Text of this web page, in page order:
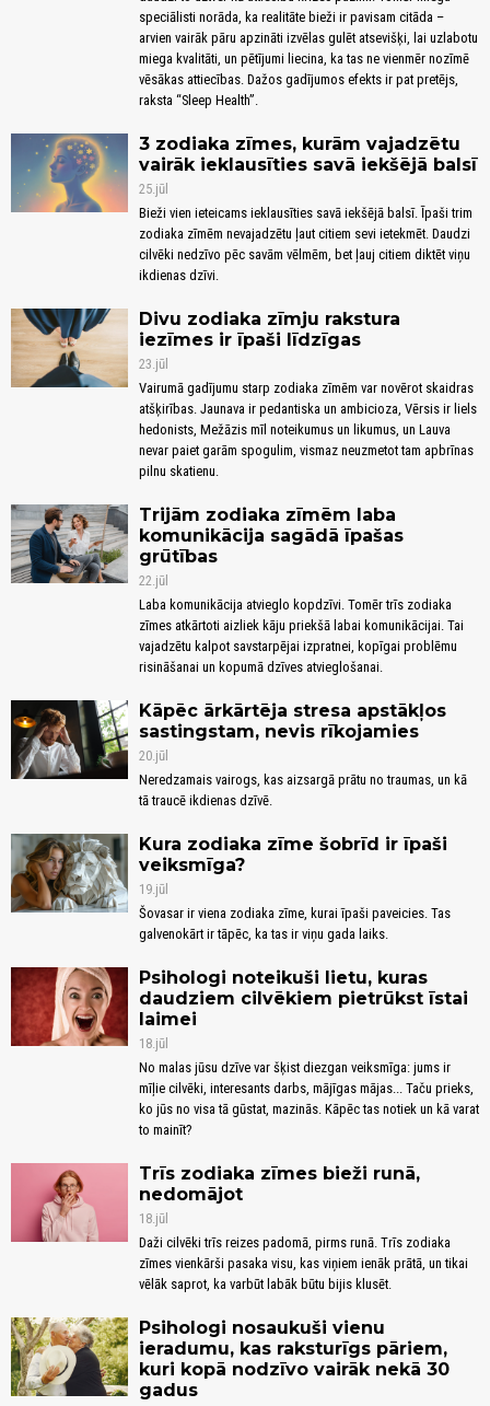
speciālisti norāda, ka realitāte bieži ir pavisam citāda –
arvien vairāk pāru apzināti izvēlas gulēt atsevišķi, lai uzlabotu
miega kvalitāti, un pētījumi liecina, ka tas ne vienmēr nozīmē
vēsākas attiecības. Dažos gadījumos efekts ir pat pretējs,
raksta “Sleep Health”.
3 zodiaka zīmes, kurām vajadzētu
vairāk ieklausīties savā iekšējā balsī
25.jūl
Bieži vien ieteicams ieklausīties savā iekšējā balsī. Īpaši trim
zodiaka zīmēm nevajadzētu ļaut citiem sevi ietekmēt. Daudzi
cilvēki nedzīvo pēc savām vēlmēm, bet ļauj citiem diktēt viņu
ikdienas dzīvi.
Divu zodiaka zīmju rakstura
iezīmes ir īpaši līdzīgas
23.jūl
Vairumā gadījumu starp zodiaka zīmēm var novērot skaidras
atšķirības. Jaunava ir pedantiska un ambicioza, Vērsis ir liels
hedonists, Mežāzis mīl noteikumus un likumus, un Lauva
nevar paiet garām spogulim, vismaz neuzmetot tam apbrīnas
pilnu skatienu.
Trijām zodiaka zīmēm laba
komunikācija sagādā īpašas
grūtības
22.jūl
Laba komunikācija atvieglo kopdzīvi. Tomēr trīs zodiaka
zīmes atkārtoti aizliek kāju priekšā labai komunikācijai. Tai
vajadzētu kalpot savstarpējai izpratnei, kopīgai problēmu
risināšanai un kopumā dzīves atvieglošanai.
Kāpēc ārkārtēja stresa apstākļos
sastingstam, nevis rīkojamies
20.jūl
Neredzamais vairogs, kas aizsargā prātu no traumas, un kā
tā traucē ikdienas dzīvē.
Kura zodiaka zīme šobrīd ir īpaši
veiksmīga?
19.jūl
Šovasar ir viena zodiaka zīme, kurai īpaši paveicies. Tas
galvenokārt ir tāpēc, ka tas ir viņu gada laiks.
Psihologi noteikuši lietu, kuras
daudziem cilvēkiem pietrūkst īstai
laimei
18.jūl
No malas jūsu dzīve var šķist diezgan veiksmīga: jums ir
mīļie cilvēki, interesants darbs, mājīgas mājas... Taču prieks,
ko jūs no visa tā gūstat, mazinās. Kāpēc tas notiek un kā varat
to mainīt?
Trīs zodiaka zīmes bieži runā,
nedomājot
18.jūl
Daži cilvēki trīs reizes padomā, pirms runā. Trīs zodiaka
zīmes vienkārši pasaka visu, kas viņiem ienāk prātā, un tikai
vēlāk saprot, ka varbūt labāk būtu bijis klusēt.
Psihologi nosaukuši vienu
ieradumu, kas raksturīgs pāriem,
kuri kopā nodzīvo vairāk nekā 30
gadus